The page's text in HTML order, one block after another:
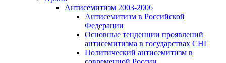
Антисемитизм 2003-2006
Антисемитизм в Российской
Федерации
Основные тенденции проявлений
антисемитизма в государствах СНГ
Политический антисемитизм в